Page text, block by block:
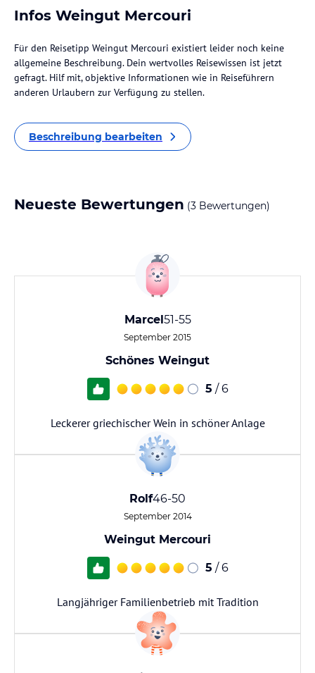
Infos Weingut Mercouri
Für den Reisetipp Weingut Mercouri existiert leider noch keine
allgemeine Beschreibung. Dein wertvolles Reisewissen ist jetzt
gefragt. Hilf mit, objektive Informationen wie in Reiseführern
anderen Urlaubern zur Verfügung zu stellen.
Beschreibung bearbeiten
Neueste Bewertungen (3 Bewertungen)
Marcel51-55
September 2015
Schönes Weingut
5 / 6
Leckerer griechischer Wein in schöner Anlage
Rolf46-50
September 2014
Weingut Mercouri
5 / 6
Langjähriger Familienbetrieb mit Tradition